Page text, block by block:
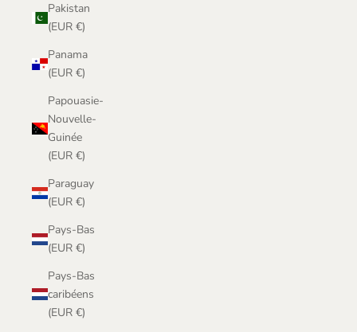
Pakistan
(EUR €)
Panama
(EUR €)
Papouasie-
Nouvelle-
Guinée
(EUR €)
Paraguay
(EUR €)
Pays-Bas
(EUR €)
Pays-Bas
caribéens
(EUR €)